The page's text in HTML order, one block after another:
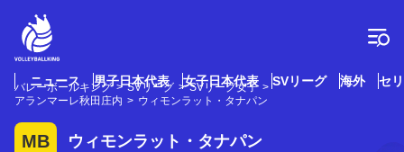
ニュース 男子日本代表 女子日本代表 SVリーグ 海外 セ
バレーボールキング SVリーグ
SVリーグ女子
アランマーレ秋田庄内
ウィモンラット・タナパン
MB ウィモンラット・タナパン